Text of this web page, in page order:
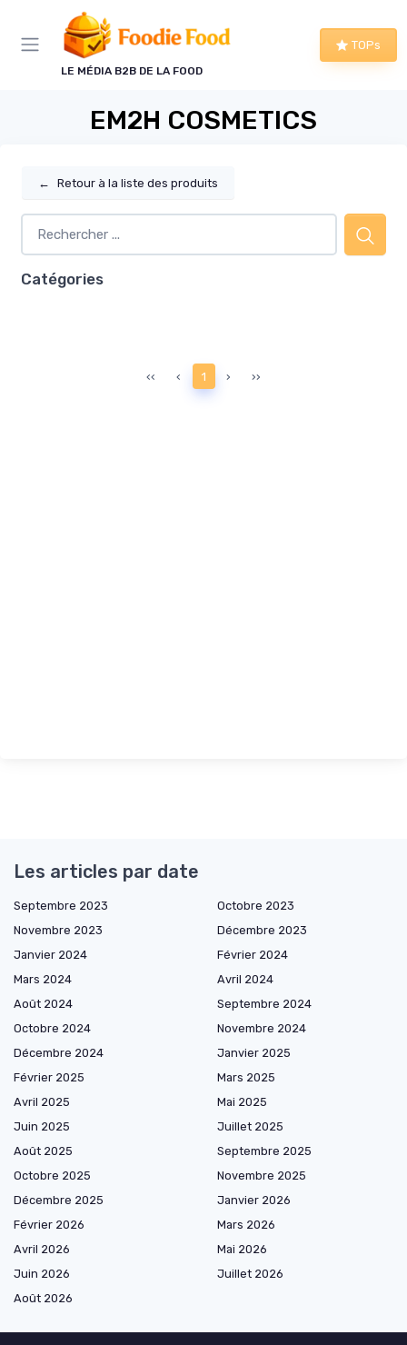
LE MÉDIA B2B DE LA FOOD
TOPs
EM2H COSMETICS
← Retour à la liste des produits
Catégories
‹‹ ‹ 1 › ››
Les articles par date
Septembre 2023
Octobre 2023
Novembre 2023
Décembre 2023
Janvier 2024
Février 2024
Mars 2024
Avril 2024
Août 2024
Septembre 2024
Octobre 2024
Novembre 2024
Décembre 2024
Janvier 2025
Février 2025
Mars 2025
Avril 2025
Mai 2025
Juin 2025
Juillet 2025
Août 2025
Septembre 2025
Octobre 2025
Novembre 2025
Décembre 2025
Janvier 2026
Février 2026
Mars 2026
Avril 2026
Mai 2026
Juin 2026
Juillet 2026
Août 2026
Panneau de gestion des cookies